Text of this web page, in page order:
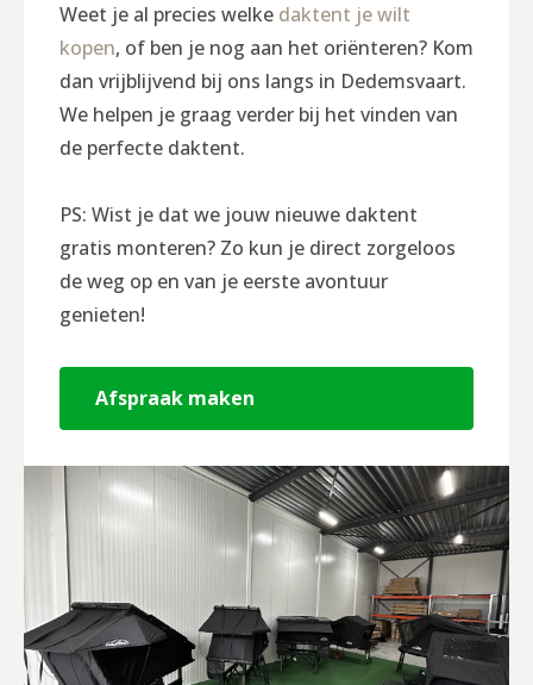
Weet je al precies welke daktent je wilt
kopen, of ben je nog aan het oriënteren? Kom
dan vrijblijvend bij ons langs in Dedemsvaart.
We helpen je graag verder bij het vinden van
de perfecte daktent.
PS: Wist je dat we jouw nieuwe daktent
gratis monteren? Zo kun je direct zorgeloos
de weg op en van je eerste avontuur
genieten!
Afspraak maken